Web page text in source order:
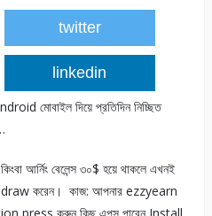
twitter
linkedin
মোবাইল দিয়ে প্রতিদিন নিচ্ছিত
আর্নিং বেলেন্স ৩০$ হয়ে থাকলে এখনই
করেন। ‍ কাজ: আপনার ezzyearn